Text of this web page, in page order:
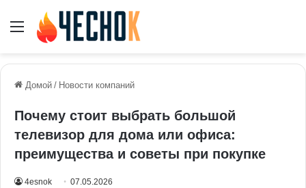
Меню
Домой / Новости компаний
Почему стоит выбрать большой
телевизор для дома или офиса:
преимущества и советы при покупке
4esnok 07.05.2026